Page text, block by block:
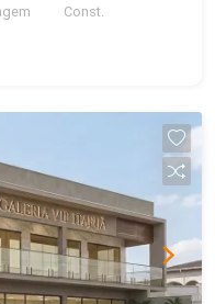
Const.